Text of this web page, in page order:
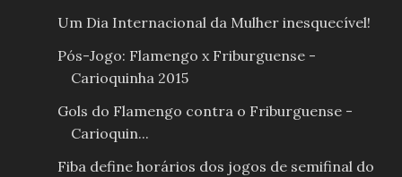
Um Dia Internacional da Mulher inesquecível!
Pós-Jogo: Flamengo x Friburguense -
Carioquinha 2015
Gols do Flamengo contra o Friburguense -
Carioquin...
Fiba define horários dos jogos de semifinal do